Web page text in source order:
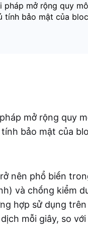
mở rộng quy
tính bảo mật của
mở rộng quy
bảo mật của
nên phổ biến
và chống kiểm
hợp sử dụng
mỗi giây, so